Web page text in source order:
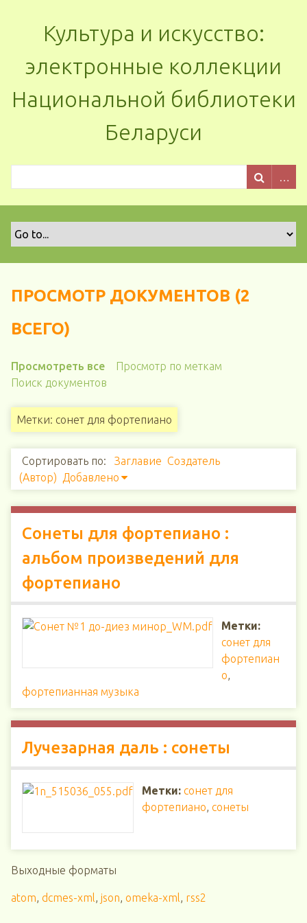
Культура и искусство:
электронные коллекции
Национальной библиотеки
Беларуси
ПРОСМОТР ДОКУМЕНТОВ (2
ВСЕГО)
Просмотреть все
Просмотр по меткам
Поиск документов
Метки: сонет для фортепиано
Сортировать по: Заглавие Создатель
(Автор)
Добавлено
Сонеты для фортепиано :
альбом произведений для
фортепиано
Метки:
сонет для
фортепиан
о,
фортепианная музыка
Лучезарная даль : сонеты
Метки: сонет для
фортепиано, сонеты
Выходные форматы
atom, dcmes-xml, json, omeka-xml, rss2